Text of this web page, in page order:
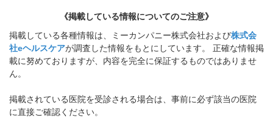
《掲載している情報についてのご注意》
掲載している各種情報は、ミーカンパニー株式会社および株式会
社eヘルスケアが調査した情報をもとにしています。 正確な情報掲
載に努めておりますが、内容を完全に保証するものではありませ
ん。
掲載されている医院を受診される場合は、事前に必ず該当の医院
に直接ご確認ください。